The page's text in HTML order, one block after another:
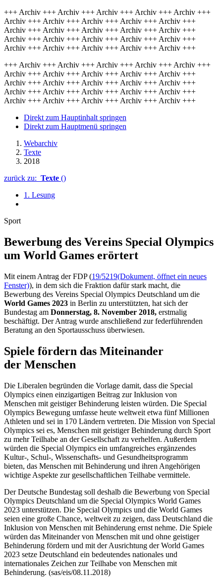
+++ Archiv +++ Archiv +++ Archiv +++ Archiv +++ Archiv +++
Archiv +++ Archiv +++ Archiv +++ Archiv +++ Archiv +++
Archiv +++ Archiv +++ Archiv +++ Archiv +++ Archiv +++
Archiv +++ Archiv +++ Archiv +++ Archiv +++ Archiv +++
Archiv +++ Archiv +++ Archiv +++ Archiv +++ Archiv +++
+++ Archiv +++ Archiv +++ Archiv +++ Archiv +++ Archiv +++
Archiv +++ Archiv +++ Archiv +++ Archiv +++ Archiv +++
Archiv +++ Archiv +++ Archiv +++ Archiv +++ Archiv +++
Archiv +++ Archiv +++ Archiv +++ Archiv +++ Archiv +++
Archiv +++ Archiv +++ Archiv +++ Archiv +++ Archiv +++
Direkt zum Hauptinhalt springen
Direkt zum Hauptmenü springen
Webarchiv
Texte
2018
zurück zu: Texte ()
1. Lesung
Sport
Bewerbung des Vereins Special Olympics
um World Games erörtert
Mit einem Antrag der FDP (19/5219(Dokument, öffnet ein neues
Fenster)), in dem sich die Fraktion dafür stark macht, die
Bewerbung des Vereins Special Olympics Deutschland um die
World Games 2023 in Berlin zu unterstützten, hat sich der
Bundestag am Donnerstag, 8. November 2018, erstmalig
beschäftigt. Der Antrag wurde anschließend zur federführenden
Beratung an den Sportausschuss überwiesen.
Spiele fördern das Miteinander
der Menschen
Die Liberalen begründen die Vorlage damit, dass die Special
Olympics einen einzigartigen Beitrag zur Inklusion von
Menschen mit geistiger Behinderung leisten würden. Die Special
Olympics Bewegung umfasse heute weltweit etwa fünf Millionen
Athleten und sei in 170 Ländern vertreten. Die Mission von Special
Olympics sei es, Menschen mit geistiger Behinderung durch Sport
zu mehr Teilhabe an der Gesellschaft zu verhelfen. Außerdem
würden die Special Olympics ein umfangreiches ergänzendes
Kultur-, Schul-, Wissenschafts- und Gesundheitsprogramm
bieten, das Menschen mit Behinderung und ihren Angehörigen
wichtige Aspekte zur gesellschaftlichen Teilhabe vermittele.
Der Deutsche Bundestag soll deshalb die Bewerbung von Special
Olympics Deutschland um die Special Olympics World Games
2023 unterstützen. Die Special Olympics und die World Games
seien eine große Chance, weltweit zu zeigen, dass Deutschland die
Inklusion von Menschen mit Behinderung ernst nehme. Die Spiele
würden das Miteinander von Menschen mit und ohne geistiger
Behinderung fördern und mit der Ausrichtung derWorld Games
2023 setze Deutschland ein bedeutendes nationales und
internationales Zeichen zur Teilhabe von Menschen mit
Behinderung. (sas/eis/08.11.2018)